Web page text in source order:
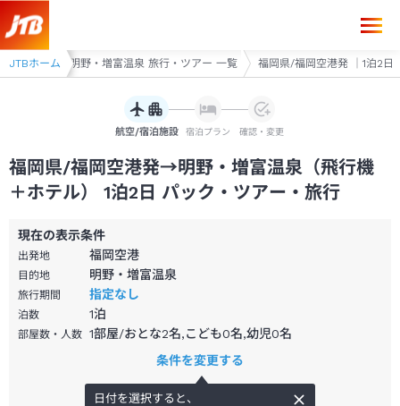
JTBホーム
・ツアー 明野・増富温泉 旅行・ツアー 一覧 福岡県/福岡空港発 ｜1泊2日
航空/宿泊施設 宿泊プラン 確認・変更
福岡県/福岡空港発→明野・増富温泉（飛行機
＋ホテル） 1泊2日 パック・ツアー・旅行
現在の表示条件
出発地 福岡空港
目的地 明野・増富温泉
旅行期間 指定なし
泊数 1泊
部屋数・人数 1部屋/おとな2名,こども0名,幼児0名
条件を変更する
日付を選択すると、